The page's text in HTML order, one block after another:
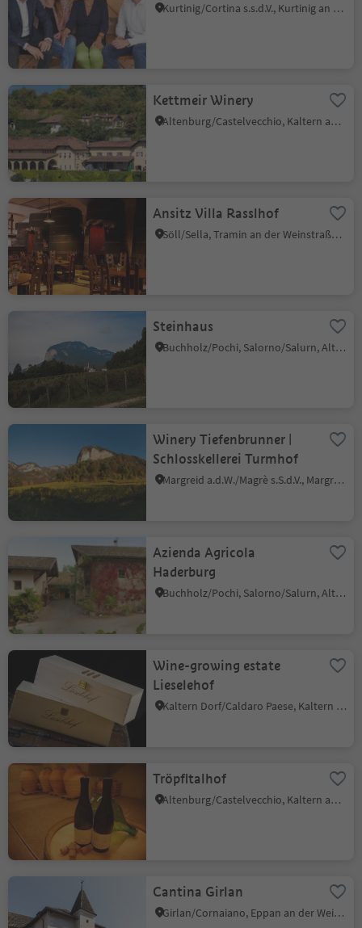
Kurtinig/Cortina s.s.d.V., Kurtinig an der Weinstraße/Cortina sulla Strada del Vino, Alto Adige Wine Road
Kettmeir Winery
Altenburg/Castelvecchio, Kaltern an der Weinstraße/Caldaro sulla Strada del Vino, Alto Adige Wine Road
Ansitz Villa Rasslhof
Söll/Sella, Tramin an der Weinstraße/Termeno sulla Strada del Vino, Alto Adige Wine Road
Steinhaus
Buchholz/Pochi, Salorno/Salurn, Alto Adige Wine Road
Winery Tiefenbrunner |
Schlosskellerei Turmhof
Margreid a.d.W./Magrè s.S.d.V., Margreid an der Weinstraße/Magrè sulla Strada del Vino, Alto Adige Wine Road
Azienda Agricola
Haderburg
Buchholz/Pochi, Salorno/Salurn, Alto Adige Wine Road
Wine-growing estate
Lieselehof
Kaltern Dorf/Caldaro Paese, Kaltern an der Weinstraße/Caldaro sulla Strada del Vino, Alto Adige Wine Road
Tröpfltalhof
Altenburg/Castelvecchio, Kaltern an der Weinstraße/Caldaro sulla Strada del Vino, Alto Adige Wine Road
Cantina Girlan
Girlan/Cornaiano, Eppan an der Weinstaße/Appiano sulla Strada del Vino, Alto Adige Wine Road